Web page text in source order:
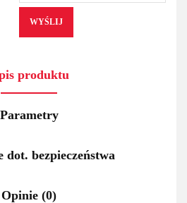
WYŚLIJ
produktu
Parametry
dot. bezpieczeństwa
Opinie (0)